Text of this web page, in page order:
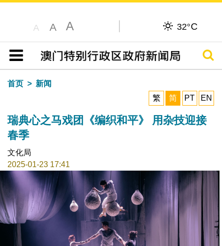
A A A 32°C
目录
搜寻
首页
新闻
繁
简 PT EN
瑞典心之马戏团《编织和平》 用杂技迎接
春季
文化局
2025-01-23 17:41